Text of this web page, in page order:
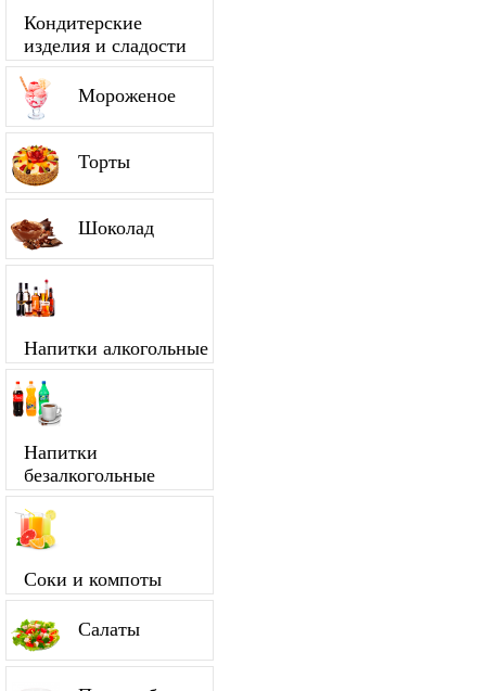
Кондитерские
изделия и сладости
Мороженое
Торты
Шоколад
Напитки алкогольные
Напитки
безалкогольные
Соки и компоты
Салаты